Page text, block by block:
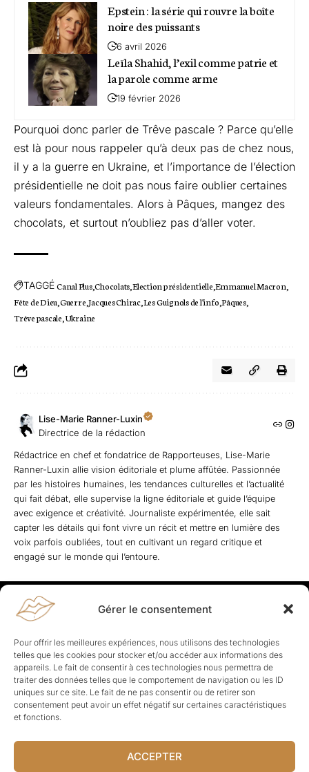
Gérer le consentement
Pour offrir les meilleures expériences, nous utilisons des technologies
telles que les cookies pour stocker et/ou accéder aux informations des
appareils. Le fait de consentir à ces technologies nous permettra de
traiter des données telles que le comportement de navigation ou les ID
uniques sur ce site. Le fait de ne pas consentir ou de retirer son
consentement peut avoir un effet négatif sur certaines caractéristiques
et fonctions.
ACCEPTER
Epstein : la série qui rouvre la boîte
noire des puissants
6 avril 2026
Leïla Shahid, l’exil comme patrie et
la parole comme arme
19 février 2026
Pourquoi donc parler de Trêve pascale ? Parce qu’elle
est là pour nous rappeler qu’à deux pas de chez nous,
il y a la guerre en Ukraine, et l’importance de l’élection
présidentielle ne doit pas nous faire oublier certaines
valeurs fondamentales. Alors à Pâques, mangez des
chocolats, et surtout n’oubliez pas d’aller voter.
TAGGÉCanal Plus Chocolats Election présidentielle Emmanuel Macron
Fête de Dieu Guerre Jacques Chirac Les Guignols de l'info Pâques
Trêve pascale Ukraine
Lise-Marie Ranner-Luxin
Directrice de la rédaction
Rédactrice en chef et fondatrice de Rapporteuses, Lise-Marie
Ranner-Luxin allie vision éditoriale et plume affûtée. Passionnée
par les histoires humaines, les tendances culturelles et l’actualité
qui fait débat, elle supervise la ligne éditoriale et guide l’équipe
avec exigence et créativité. Journaliste expérimentée, elle sait
capter les détails qui font vivre un récit et mettre en lumière des
voix parfois oubliées, tout en cultivant un regard critique et
engagé sur le monde qui l’entoure.
Rapporteuses
À propos de Rapporteuses :Rapporteuses, c’est l’histoire de
Parisiennes, bien dans leurs baskets qui aiment rapporter ce qui leur
cause, leur apporte et leur rapporte !
Les Topics
Société Politique Business Culture
Sport
Lifestyle